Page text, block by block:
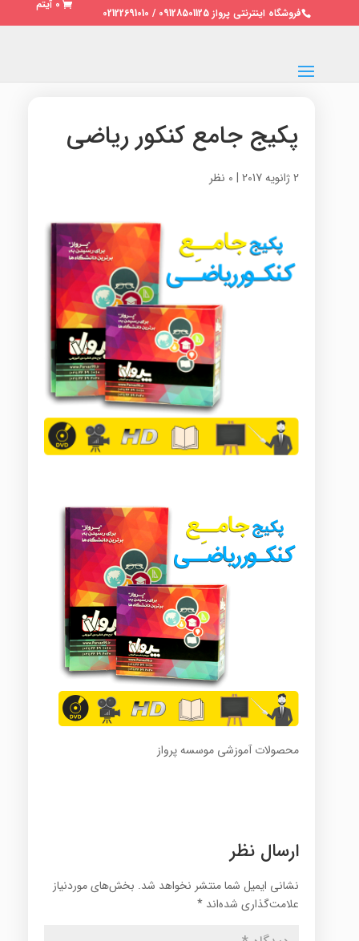
فروشگاه اینترنتی پرواز 09128501125 / 02122691010
0 آیتم
پکیج جامع کنکور ریاضی
2 ژانویه 2017 | 0 نظر
محصولات آموزشی موسسه پرواز
ارسال نظر
نشانی ایمیل شما منتشر نخواهد شد. بخش‌های موردنیاز
علامت‌گذاری شده‌اند *